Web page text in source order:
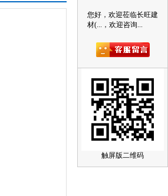
您好，欢迎莅临长旺建
材(...，欢迎咨询...
触屏版二维码